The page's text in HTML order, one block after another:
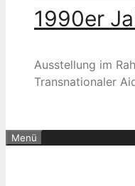
1990er
Ausstellung im
Transnationaler
Menü